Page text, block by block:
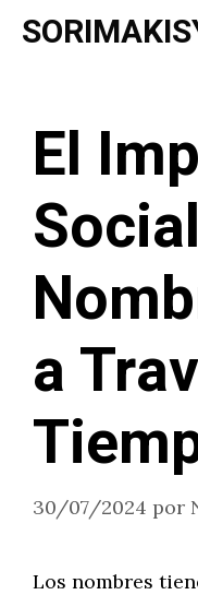
Saltar
El
a
30/07/2024 por
Los nombres